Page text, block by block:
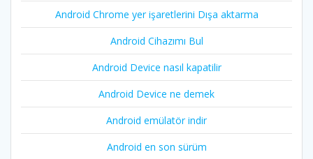
Android Chrome yer işaretlerini Dışa aktarma
Android Cihazımı Bul
Android Device nasıl kapatilir
Android Device ne demek
Android emülatör indir
Android en son sürüm